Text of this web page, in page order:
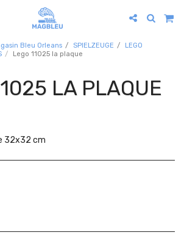
Bleu Orleans SPIELZEUGE
LEGO
Lego 11025 la plaque
LA PLAQUE
32x32 cm